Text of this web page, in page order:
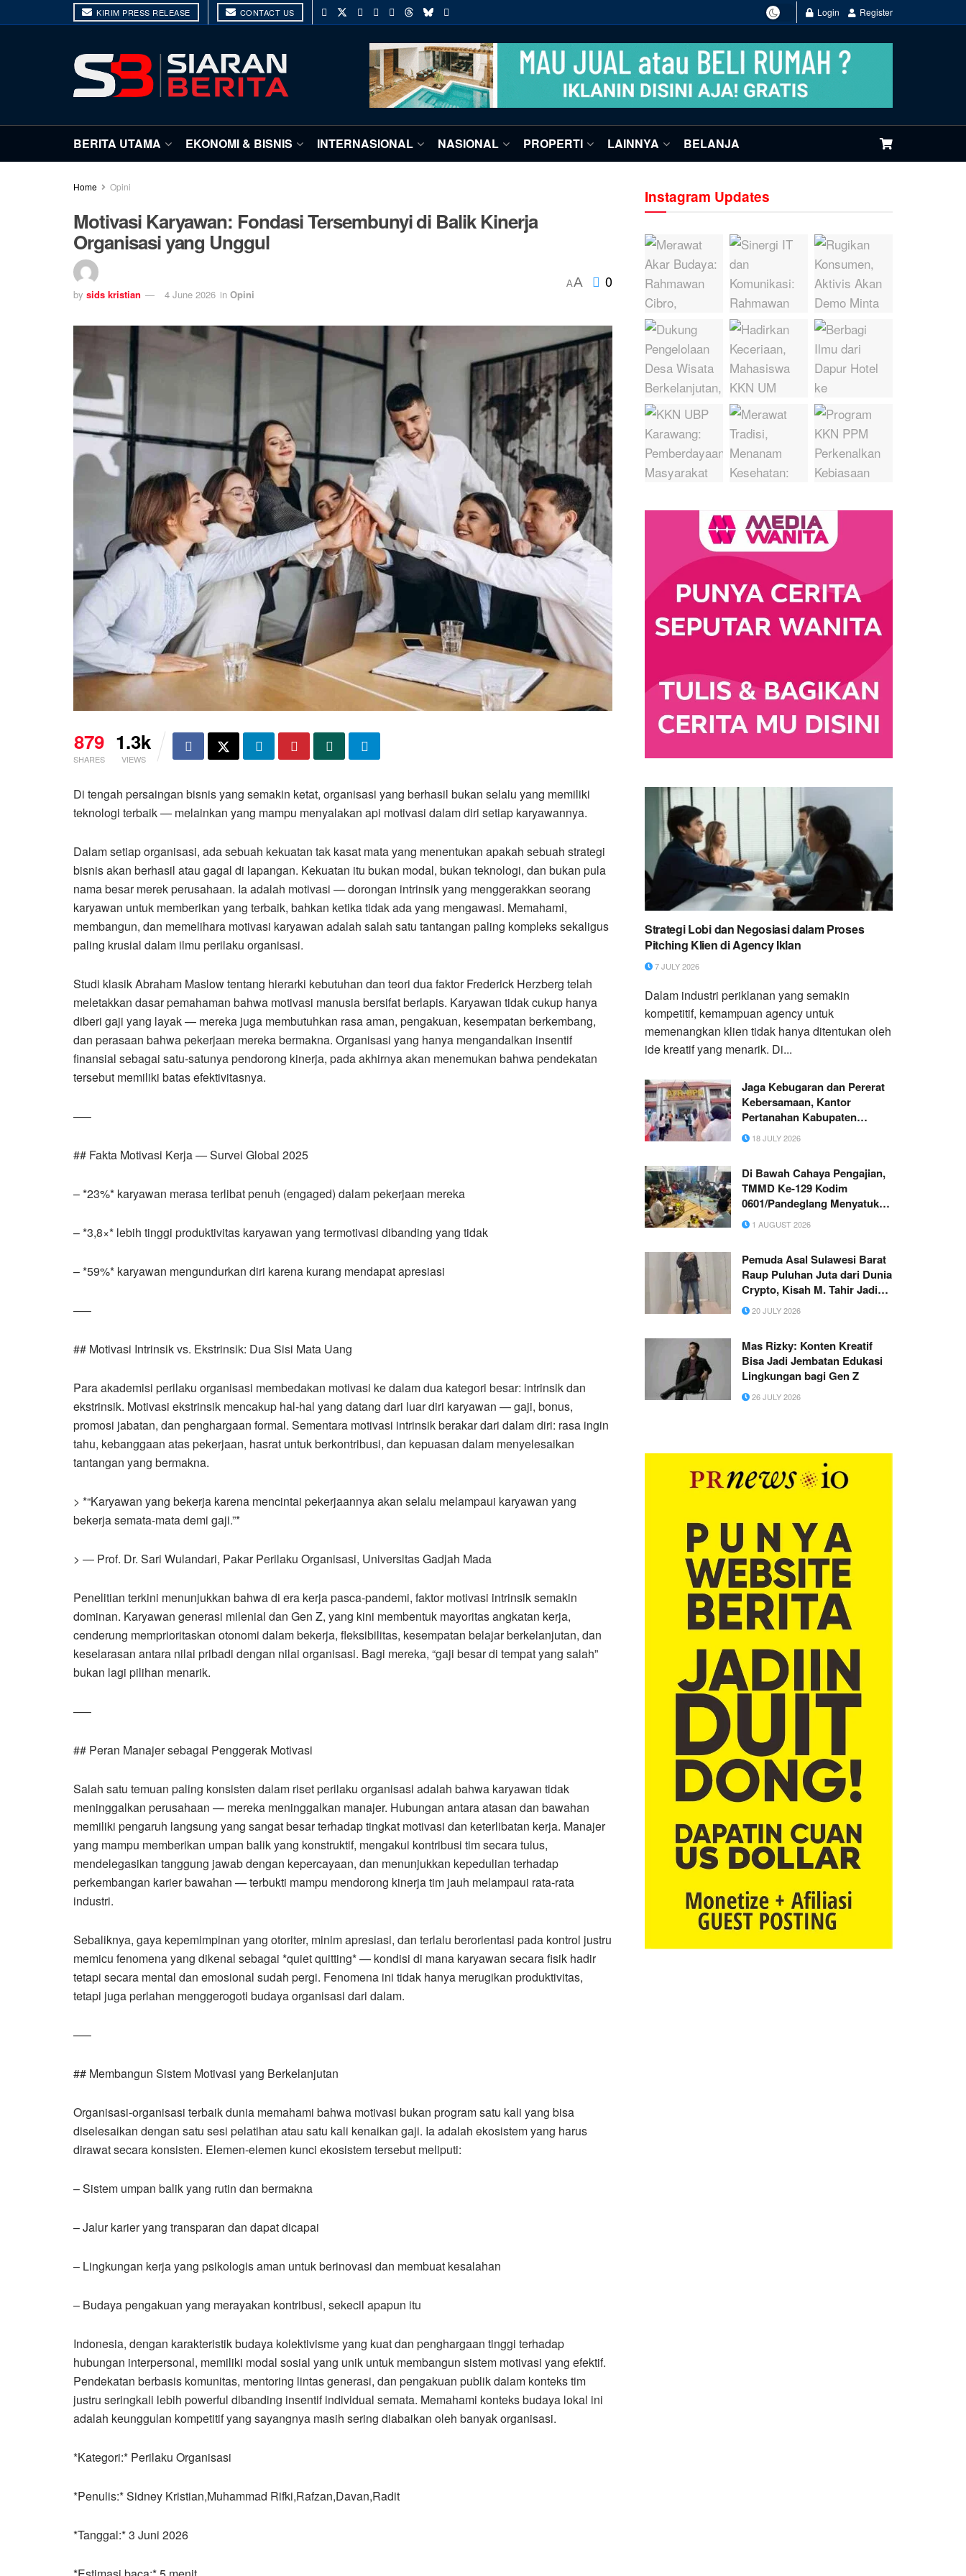
KIRIM PRESS RELEASE CONTACT US Login Register
BERITA UTAMA EKONOMI & BISNIS INTERNASIONAL NASIONAL PROPERTI LAINNYA BELANJA
Home Opini
Motivasi Karyawan: Fondasi Tersembunyi di Balik Kinerja
Organisasi yang Unggul
by sids kristian 4 June 2026 in Opini
AA 0
879
SHARES
1.3k
VIEWS
Di tengah persaingan bisnis yang semakin ketat, organisasi yang berhasil bukan selalu yang memiliki
teknologi terbaik — melainkan yang mampu menyalakan api motivasi dalam diri setiap karyawannya.
Dalam setiap organisasi, ada sebuah kekuatan tak kasat mata yang menentukan apakah sebuah strategi
bisnis akan berhasil atau gagal di lapangan. Kekuatan itu bukan modal, bukan teknologi, dan bukan pula
nama besar merek perusahaan. Ia adalah motivasi — dorongan intrinsik yang menggerakkan seorang
karyawan untuk memberikan yang terbaik, bahkan ketika tidak ada yang mengawasi. Memahami,
membangun, dan memelihara motivasi karyawan adalah salah satu tantangan paling kompleks sekaligus
paling krusial dalam ilmu perilaku organisasi.
Studi klasik Abraham Maslow tentang hierarki kebutuhan dan teori dua faktor Frederick Herzberg telah
meletakkan dasar pemahaman bahwa motivasi manusia bersifat berlapis. Karyawan tidak cukup hanya
diberi gaji yang layak — mereka juga membutuhkan rasa aman, pengakuan, kesempatan berkembang,
dan perasaan bahwa pekerjaan mereka bermakna. Organisasi yang hanya mengandalkan insentif
finansial sebagai satu-satunya pendorong kinerja, pada akhirnya akan menemukan bahwa pendekatan
tersebut memiliki batas efektivitasnya.
—–
## Fakta Motivasi Kerja — Survei Global 2025
– *23%* karyawan merasa terlibat penuh (engaged) dalam pekerjaan mereka
– *3,8×* lebih tinggi produktivitas karyawan yang termotivasi dibanding yang tidak
– *59%* karyawan mengundurkan diri karena kurang mendapat apresiasi
—–
## Motivasi Intrinsik vs. Ekstrinsik: Dua Sisi Mata Uang
Para akademisi perilaku organisasi membedakan motivasi ke dalam dua kategori besar: intrinsik dan
ekstrinsik. Motivasi ekstrinsik mencakup hal-hal yang datang dari luar diri karyawan — gaji, bonus,
promosi jabatan, dan penghargaan formal. Sementara motivasi intrinsik berakar dari dalam diri: rasa ingin
tahu, kebanggaan atas pekerjaan, hasrat untuk berkontribusi, dan kepuasan dalam menyelesaikan
tantangan yang bermakna.
> *“Karyawan yang bekerja karena mencintai pekerjaannya akan selalu melampaui karyawan yang
bekerja semata-mata demi gaji.”*
> — Prof. Dr. Sari Wulandari, Pakar Perilaku Organisasi, Universitas Gadjah Mada
Penelitian terkini menunjukkan bahwa di era kerja pasca-pandemi, faktor motivasi intrinsik semakin
dominan. Karyawan generasi milenial dan Gen Z, yang kini membentuk mayoritas angkatan kerja,
cenderung memprioritaskan otonomi dalam bekerja, fleksibilitas, kesempatan belajar berkelanjutan, dan
keselarasan antara nilai pribadi dengan nilai organisasi. Bagi mereka, “gaji besar di tempat yang salah”
bukan lagi pilihan menarik.
—–
## Peran Manajer sebagai Penggerak Motivasi
Salah satu temuan paling konsisten dalam riset perilaku organisasi adalah bahwa karyawan tidak
meninggalkan perusahaan — mereka meninggalkan manajer. Hubungan antara atasan dan bawahan
memiliki pengaruh langsung yang sangat besar terhadap tingkat motivasi dan keterlibatan kerja. Manajer
yang mampu memberikan umpan balik yang konstruktif, mengakui kontribusi tim secara tulus,
mendelegasikan tanggung jawab dengan kepercayaan, dan menunjukkan kepedulian terhadap
perkembangan karier bawahan — terbukti mampu mendorong kinerja tim jauh melampaui rata-rata
industri.
Sebaliknya, gaya kepemimpinan yang otoriter, minim apresiasi, dan terlalu berorientasi pada kontrol justru
memicu fenomena yang dikenal sebagai *quiet quitting* — kondisi di mana karyawan secara fisik hadir
tetapi secara mental dan emosional sudah pergi. Fenomena ini tidak hanya merugikan produktivitas,
tetapi juga perlahan menggerogoti budaya organisasi dari dalam.
—–
## Membangun Sistem Motivasi yang Berkelanjutan
Organisasi-organisasi terbaik dunia memahami bahwa motivasi bukan program satu kali yang bisa
diselesaikan dengan satu sesi pelatihan atau satu kali kenaikan gaji. Ia adalah ekosistem yang harus
dirawat secara konsisten. Elemen-elemen kunci ekosistem tersebut meliputi:
– Sistem umpan balik yang rutin dan bermakna
– Jalur karier yang transparan dan dapat dicapai
– Lingkungan kerja yang psikologis aman untuk berinovasi dan membuat kesalahan
– Budaya pengakuan yang merayakan kontribusi, sekecil apapun itu
Indonesia, dengan karakteristik budaya kolektivisme yang kuat dan penghargaan tinggi terhadap
hubungan interpersonal, memiliki modal sosial yang unik untuk membangun sistem motivasi yang efektif.
Pendekatan berbasis komunitas, mentoring lintas generasi, dan pengakuan publik dalam konteks tim
justru seringkali lebih powerful dibanding insentif individual semata. Memahami konteks budaya lokal ini
adalah keunggulan kompetitif yang sayangnya masih sering diabaikan oleh banyak organisasi.
*Kategori:* Perilaku Organisasi
*Penulis:* Sidney Kristian,Muhammad Rifki,Rafzan,Davan,Radit
*Tanggal:* 3 Juni 2026
Instagram Updates
Strategi Lobi dan Negosiasi dalam Proses
Pitching Klien di Agency Iklan
7 JULY 2026
Dalam industri periklanan yang semakin
kompetitif, kemampuan agency untuk
memenangkan klien tidak hanya ditentukan oleh
ide kreatif yang menarik. Di...
Jaga Kebugaran dan Pererat
Kebersamaan, Kantor
Pertanahan Kabupaten
Simalungun Laksanakan
Senam Pagi Bersama
18 JULY 2026
Di Bawah Cahaya Pengajian,
TMMD Ke-129 Kodim
0601/Pandeglang Menyatukan
TNI dan Warga
1 AUGUST 2026
Pemuda Asal Sulawesi Barat
Raup Puluhan Juta dari Dunia
Crypto, Kisah M. Tahir Jadi
Sorotan
20 JULY 2026
Mas Rizky: Konten Kreatif
Bisa Jadi Jembatan Edukasi
Lingkungan bagi Gen Z
26 JULY 2026